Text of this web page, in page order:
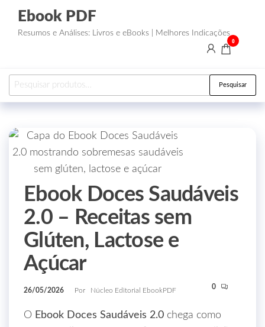
Ebook PDF
Resumos e Análises: Livros e eBooks | Melhores Indicações
0
Pesquisar
Ebook Doces Saudáveis
2.0 – Receitas sem
Glúten, Lactose e
Açúcar
26/05/2026 Por Núcleo Editorial EbookPDF 0
O Ebook Doces Saudáveis 2.0 chega como